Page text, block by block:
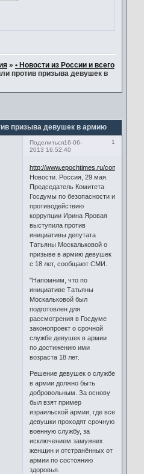
» • Новости из России и всего
против призыва девушек в
призыва девушек в армию
Поделиться 1
16-06-
2013 16:52:40
http://www.epochtimes.ru/content/
Новости. Россия, 29 мая.
Председатель Комитета
Госдумы по безопасности и
противодействию
коррупции Ирина Яровая
выступила против
инициативы депутата
Татьяны Москальковой о
призыве в армию девушек
с 18 лет, сообщают СМИ.
"Напомним, что по
инициативе Татьяны
Москальковой был
подготовлен для
рассмотрения в Госдуме
законопроект о срочной
службе девушек в армии
по достижению ими
возраста 18 лет.
Решение девушек о службе
в армии должно быть
добровольным. За основу
был взят пример
израильской армии, где все
девушки проходят срочную
военную службу, за
исключением замужних
женщин и отстранённых от
армии по состоянию
здоровья.